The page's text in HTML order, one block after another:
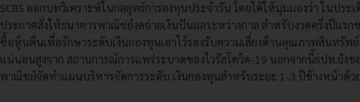
SCBS ออกบทวิเคราะห์ในกลยุทธ์การลงทุนประจำวัน โดยได้ให้มุมมองว่า ในประ
ประกาศสั่งให้ธนาคารพาณิชย์งดจ่ายเงินปันผลระหว่างกาล สําหรับงวดครึ่งปีแรก
ซื้อหุ้นคืนเพื่อรักษาระดับเงินกองทุนเอาไว้รองรับความเสี่ยงด้านคุณภาพสินทรัพ
แน่นอนสูงจาก สถานการณ์การแพร่ระบาดของไวรัสโควิด-19 นอกจากนี้ธปท.ยังข
พาณิชย์จัดทําแผนบริหารจัดการระดับ เงินกองทุนสําหรับระยะ 1-3 ปีข้างหน้าด้ว